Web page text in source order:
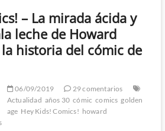
– La mirada ácida y
leche de Howard
historia del cómic de
06/09/2019
29 comentarios
Actualidad años 30 cómic comics golden
age Hey Kids! Comics! howard